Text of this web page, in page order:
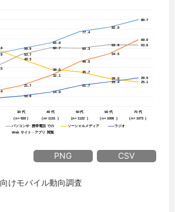
PNG CSV
けモバイル動向調査